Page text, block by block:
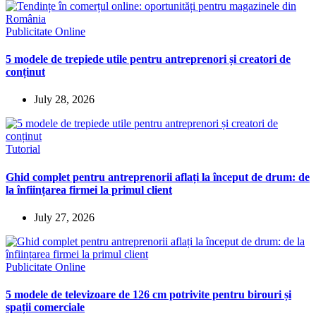
Publicitate Online
5 modele de trepiede utile pentru antreprenori și creatori de
conținut
July 28, 2026
Tutorial
Ghid complet pentru antreprenorii aflați la început de drum: de
la înființarea firmei la primul client
July 27, 2026
Publicitate Online
5 modele de televizoare de 126 cm potrivite pentru birouri și
spații comerciale